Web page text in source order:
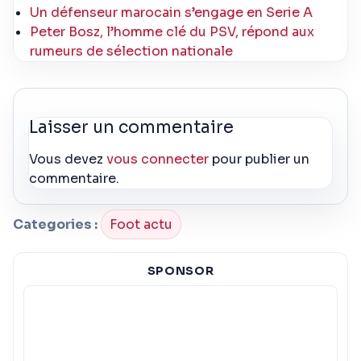
Un défenseur marocain s’engage en Serie A
Peter Bosz, l’homme clé du PSV, répond aux
rumeurs de sélection nationale
Laisser un commentaire
Vous devezvous connecter pour publier un
commentaire.
Categories : Foot actu
SPONSOR